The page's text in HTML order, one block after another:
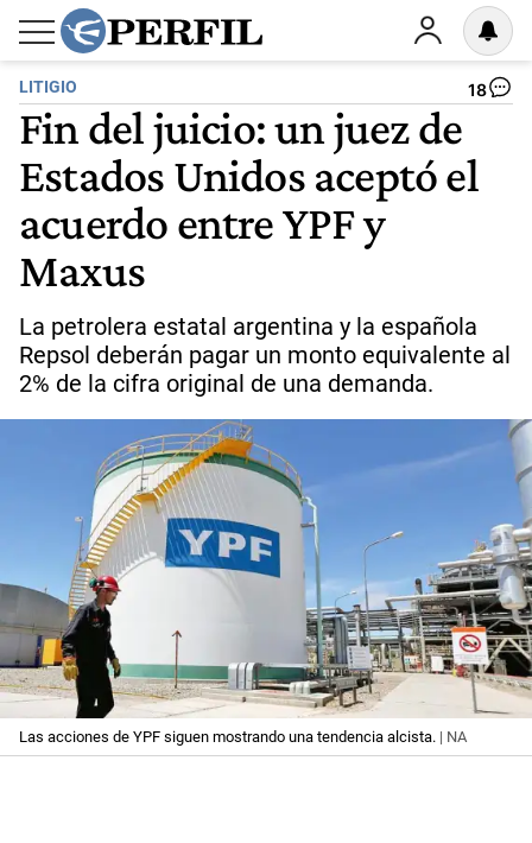
LITIGIO 18
Fin del juicio: un juez de
Estados Unidos aceptó el
acuerdo entre YPF y
Maxus
La petrolera estatal argentina y la española
Repsol deberán pagar un monto equivalente al
2% de la cifra original de una demanda.
Las acciones de YPF siguen mostrando una tendencia alcista. | NA